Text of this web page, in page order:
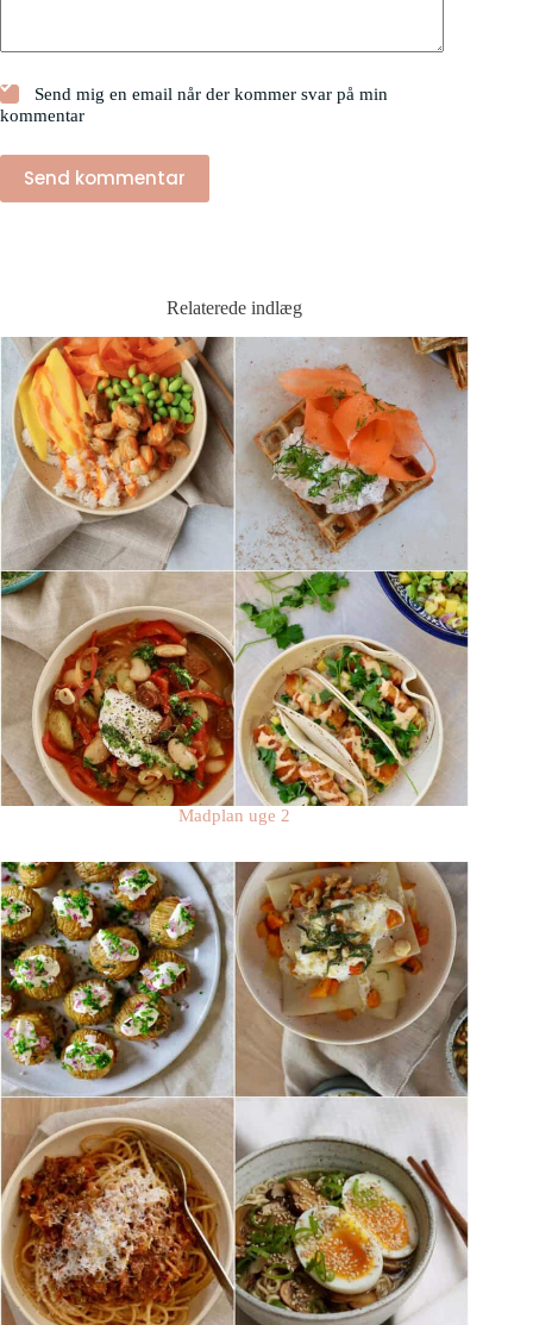
Send mig en email når der kommer svar på min
kommentar
Send kommentar
Relaterede indlæg
Madplan uge 2